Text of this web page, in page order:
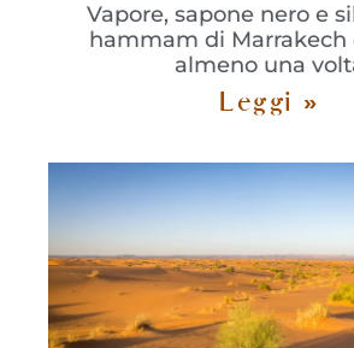
Vapore, sapone nero e
hammam di Marrakech
almeno una
Leggi »